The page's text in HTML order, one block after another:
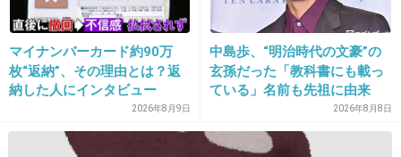
セブンは悪いイメージが固定したじゃん。
上げ底に対する上層部の反応‥
あれは客をバカにしてると言われても文句言え
ないと思うよ。
+30 -5
マイナンバーカード約90万
枚“返納”、その理由とは？返
納した人にインタビュー
2026年8月9日
中島歩、“明治時代の文豪”の
玄孫だった「教科書にも載っ
ている」名前も先祖に由来
2026年8月8日